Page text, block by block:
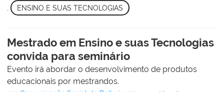
ENSINO E SUAS TECNOLOGIAS
Mestrado em Ensino e suas Tecnologias
convida para seminário
Evento irá abordar o desenvolvimento de produtos
educacionais por mestrandos.